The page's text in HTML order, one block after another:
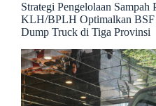
Strategi Pengelolaan Sampah
KLH/BPLH Optimalkan BSF
Dump Truck di Tiga Provinsi